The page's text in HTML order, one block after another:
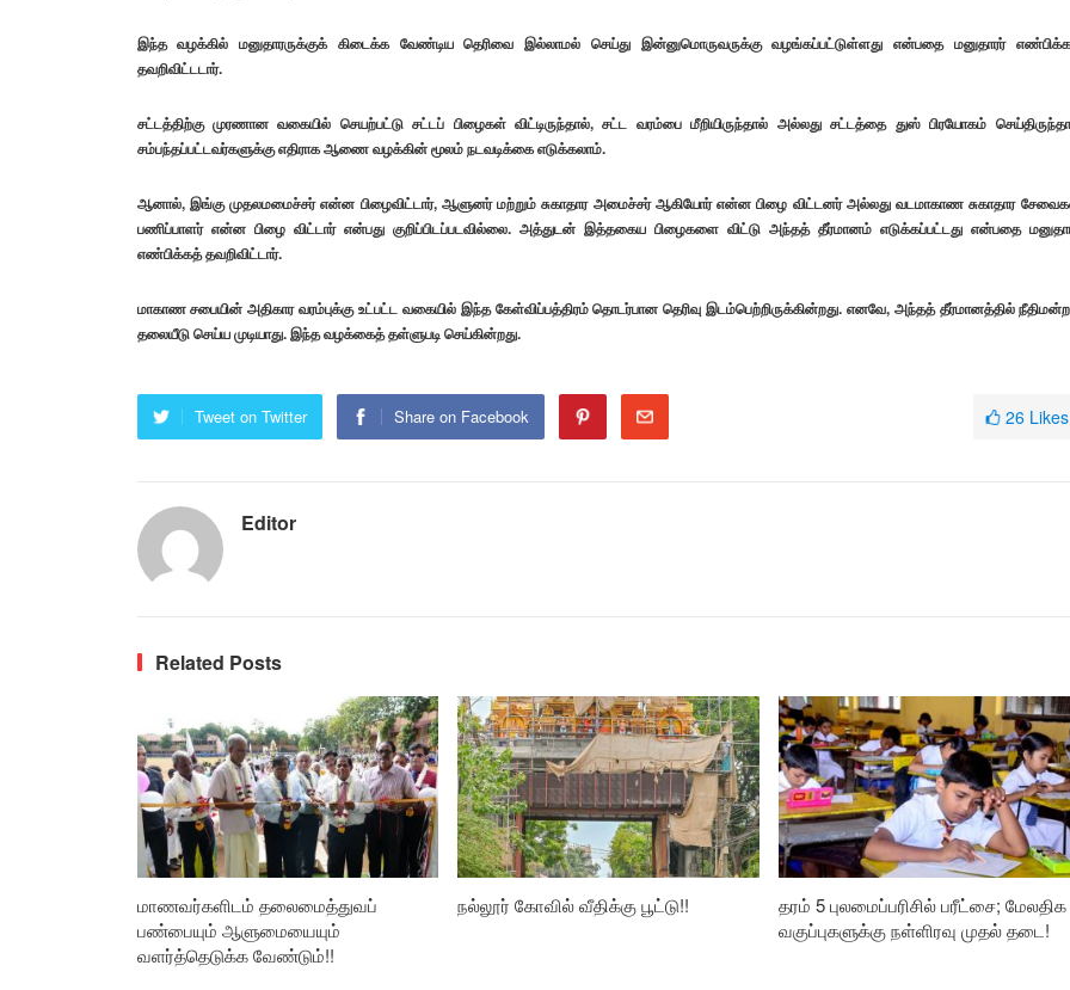
இந்த வழக்கில் மனுதாரருக்குக் கிடைக்க வேண்டிய தெரிவை இல்லாமல் செய்து இன்னுமொருவருக்கு வழங்கப்பட்டுள்ளது என்பதை மனுதாரர்
தவறிவிட்டடார்.
சட்டத்திற்கு முரணான வகையில் செயற்பட்டு சட்டப் பிழைகள் விட்டிருந்தால், சட்ட வரம்பை மீறியிருந்தால் அல்லது சட்டத்தை துஸ் பிரயோகம்
சம்பந்தப்பட்டவர்களுக்கு எதிராக ஆணை வழக்கின் மூலம் நடவடிக்கை எடுக்கலாம்.
ஆனால், இங்கு முதலமமைச்சர் என்ன பிழைவிட்டார், ஆளுனர் மற்றும் சுகாதார அமைச்சர் ஆகியோர் என்ன பிழை விட்டனர் அல்லது வடமாகாண சுகாதார
பணிப்பாளர் என்ன பிழை விட்டார் என்பது குறிப்பிடப்படவில்லை. அத்துடன் இத்தகைய பிழைகளை விட்டு அந்தத் தீர்மானம் எடுக்கப்பட்டது என்பதை
எண்பிக்கத் தவறிவிட்டார்.
மாகாண சபையின் அதிகார வரம்புக்கு உட்பட்ட வகையில் இந்த கேள்விப்பத்திரம் தொடர்பான தெரிவு இடம்பெற்றிருக்கின்றது. எனவே, அந்தத் தீர்மானத்தில்
தலையீடு செய்ய முடியாது. இந்த வழக்கைத் தள்ளுபடி செய்கின்றது.
Tweet on Twitter Share on Facebook 26 Likes
Editor
Related Posts
மாணவர்களிடம் தலைமைத்துவப்
பண்பையும் ஆளுமையையும்
வளர்த்தெடுக்க வேண்டும்!!
நல்லூர் கோவில் வீதிக்கு பூட்டு!!
தரம் 5 புலமைப்பரிசில் பரீட்சை; மேலதிக
வகுப்புகளுக்கு நள்ளிரவு முதல் தடை!